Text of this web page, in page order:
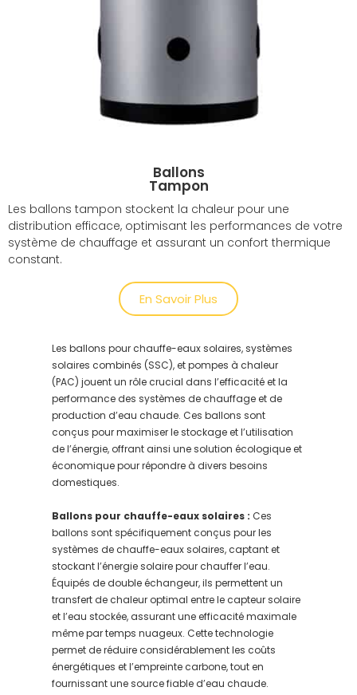
Ballons
Tampon
Les ballons tampon stockent la chaleur pour une
distribution efficace, optimisant les performances de votre
système de chauffage et assurant un confort thermique
constant.
En Savoir Plus
Les ballons pour chauffe-eaux solaires, systèmes
solaires combinés (SSC), et pompes à chaleur
(PAC) jouent un rôle crucial dans l’efficacité et la
performance des systèmes de chauffage et de
production d’eau chaude. Ces ballons sont
conçus pour maximiser le stockage et l’utilisation
de l’énergie, offrant ainsi une solution écologique et
économique pour répondre à divers besoins
domestiques.
Ballons pour chauffe-eaux solaires : Ces
ballons sont spécifiquement conçus pour les
systèmes de chauffe-eaux solaires, captant et
stockant l’énergie solaire pour chauffer l’eau.
Équipés de double échangeur, ils permettent un
transfert de chaleur optimal entre le capteur solaire
et l’eau stockée, assurant une efficacité maximale
même par temps nuageux. Cette technologie
permet de réduire considérablement les coûts
énergétiques et l’empreinte carbone, tout en
fournissant une source fiable d’eau chaude.